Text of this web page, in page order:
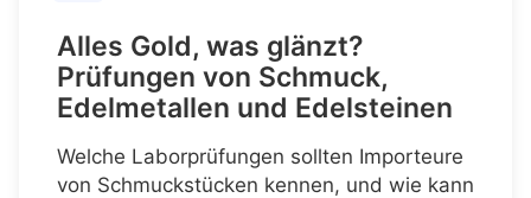
Alles Gold, was glänzt?
Prüfungen von Schmuck,
Edelmetallen und Edelsteinen
Welche Laborprüfungen sollten Importeure
von Schmuckstücken kennen, und wie kann